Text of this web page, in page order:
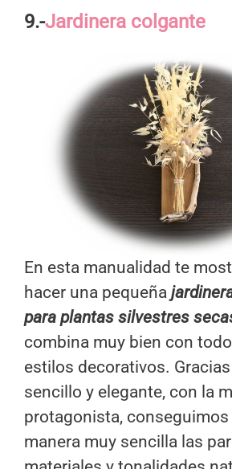
9.-Jardinera colgante
En esta manualidad te
hacer una pequeña
para plantas silvestres
combina muy bien con
estilos decorativos.
sencillo y elegante, con la
protagonista, conseguimos
manera muy sencilla las